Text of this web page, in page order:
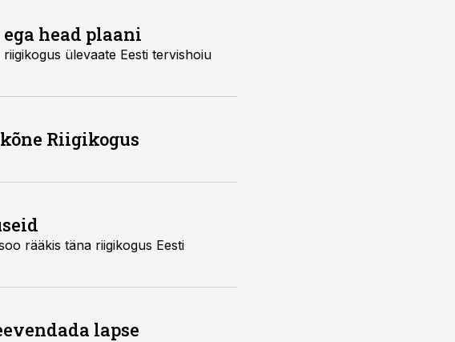
head plaani
Riigikogus
lapse